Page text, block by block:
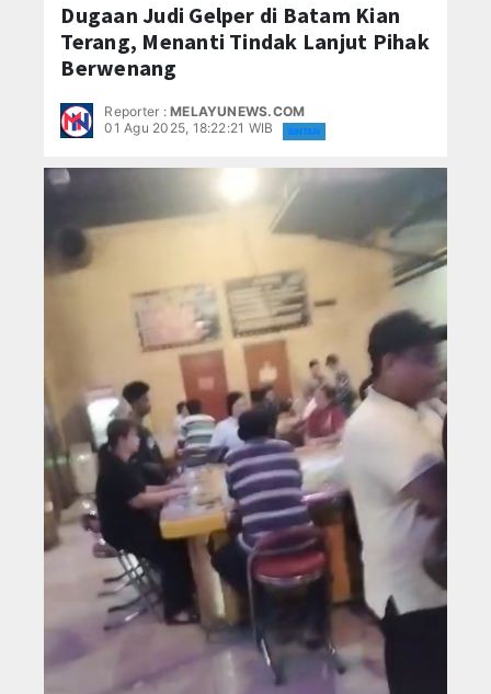
TANAH DELI
ANAMBAS
BATAM
BINTAN
LINGGA
NATUNA
TANJUNGPINANG
GALLERY
LIFE STYLE
KESEHATAN
KULINER
Bupati Anambas Koordinasi dengan Wakil
Hadiri Forum Konsultasi Publik, PWI
BPBD Anambas Salurkan Air kepada
Aneng: Validasi Data Penting untuk
Bupati Aneng Apresiasi DPRD Anambas
Hari Anak Nasional, Bupati Anambas Ajak
Bupati Anambas Koordinasi dengan Wakil
Program MBG di Anambas Selain Manfaat
Wakil Bupati Anambas Nonton Bareng Piala
Hadiri Forum Konsultasi Publik, PWI
Pengurus PWI Kepri Hormati Pengunduran
BPBD Anambas Salurkan Air kepada Warga
Aneng: Validasi Data Penting untuk
Bupati Aneng Apresiasi DPRD Anambas
Hari Anak Nasional, Bupati Anambas Ajak
Bupati Anambas Koordinasi dengan Wakil
Program MBG di Anambas Selain Manfaat
Wakil Bupati Anambas Nonton Bareng Piala
Hadiri Forum Konsultasi Publik, PWI
Pengurus PWI Kepri Hormati Pengunduran
Dugaan Judi Gelper di Batam Kian
Terang, Menanti Tindak Lanjut Pihak
Berwenang
Reporter :MELAYUNEWS.COM
01 Agu 2025, 18:22:21 WIB
BINTAN